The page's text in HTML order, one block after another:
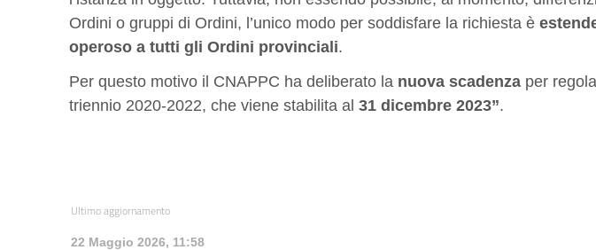
Ordini o gruppi di Ordini, l’unico modo per soddisfare la richiesta è
operoso a tutti gli Ordini provinciali.
Per questo motivo il CNAPPC ha deliberato la nuova scadenza per
triennio 2020-2022, che viene stabilita al 31 dicembre 2023”.
Ultimo aggiornamento
22 Maggio 2026, 11:58